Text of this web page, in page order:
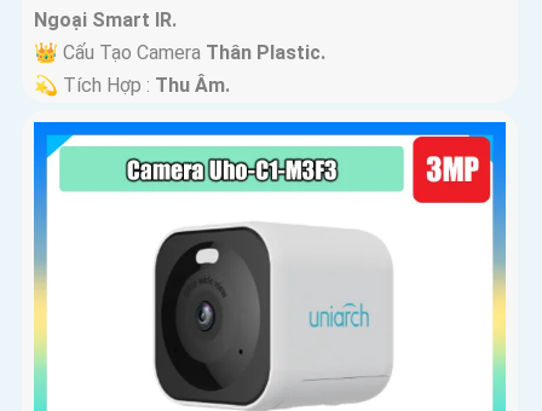
Ngoại Smart IR.
👑 Cấu Tạo Camera Thân Plastic.
️💫 Tích Hợp : Thu Âm.